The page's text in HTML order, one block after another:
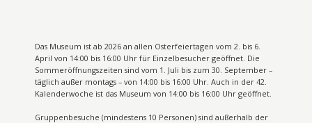
Das Museum ist ab 2026 an allen Osterfeiertagen vom 2. bis 6.
April von 14:00 bis 16:00 Uhr für Einzelbesucher geöffnet. Die
Sommeröffnungszeiten sind vom 1. Juli bis zum 30. September –
täglich außer montags – von 14:00 bis 16:00 Uhr. Auch in der 42.
Kalenderwoche ist das Museum von 14:00 bis 16:00 Uhr geöffnet.
Gruppenbesuche (mindestens 10 Personen) sind außerhalb der